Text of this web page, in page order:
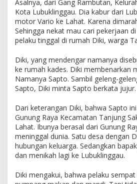
Asalnya, dari Gang Rambutan,
Kota Lubuklinggau. Dia kabur dari
motor Vario ke Lahat. Karena
Sehingga nekat mau cari pekerjaan
pelaku tinggal di rumah Diki, warga
Diki, yang mendengar namanya
ke rumah kades. Diki membenarkan
Namanya Sapto. Sambil geleng-
Sapto, Diki minta Sapto berkata jujur.
Dari keterangan Diki, bahwa Sapto
Gunung Raya Kecamatan Tanjung
Lahat. Ibunya berasal dari Gunung
meninggal dunia. Satu desa dengan
hubungan keluarga. Sedangkan
dan menikah lagi ke Lubuklinggau.
Diki mengakui, bahwa pelaku